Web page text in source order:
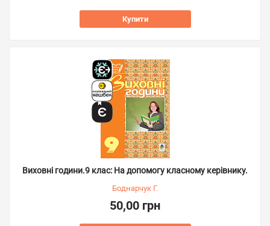
Купити
Виховні години.9 клас: На допомогу класному керівнику.
Боднарчук Г.
50,00 грн